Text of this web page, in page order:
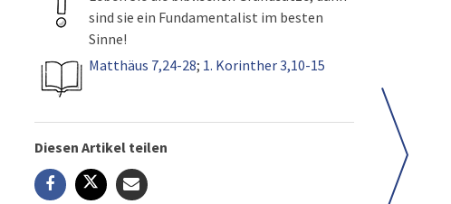
sind sie ein Fundamentalist im besten
Sinne!
Matthäus 7,24-28; 1. Korinther 3,10-15
Diesen Artikel teilen